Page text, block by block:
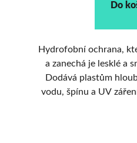
Do
Hydrofobní ochrana,
a zanechá je lesklé a
Dodává plastům hloubku a
vodu, špínu a UV záření. Ideální na